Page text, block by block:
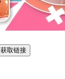
获取链接